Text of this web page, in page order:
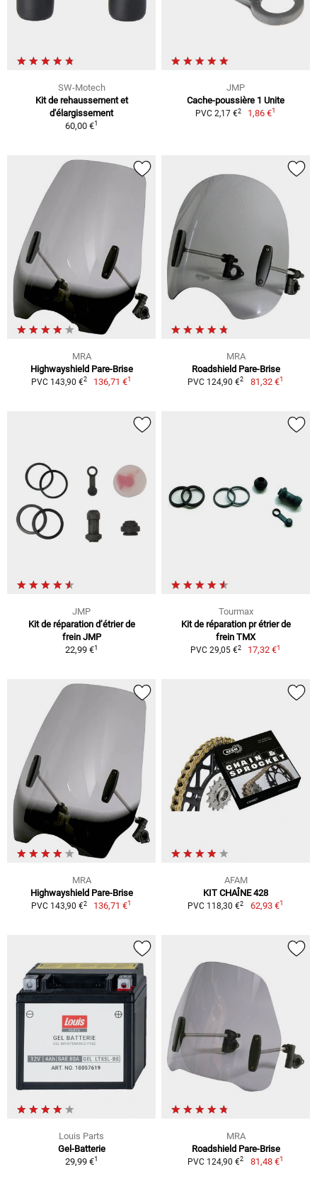
SW-Motech
Kit de rehaussement et
d'élargissement
60,00 €1
JMP
Cache-poussière 1 Unite
PVC 2,17 €2 1,86 €1
MRA
Highwayshield Pare-Brise
PVC 143,90 €2 136,71 €1
MRA
Roadshield Pare-Brise
PVC 124,90 €2 81,32 €1
JMP
Kit de réparation d’étrier de
frein JMP
22,99 €1
Tourmax
Kit de réparation pr étrier de
frein TMX
PVC 29,05 €2 17,32 €1
MRA
Highwayshield Pare-Brise
PVC 143,90 €2 136,71 €1
AFAM
KIT CHAÎNE 428
PVC 118,30 €2 62,93 €1
Louis Parts
Gel-Batterie
29,99 €1
MRA
Roadshield Pare-Brise
PVC 124,90 €2 81,48 €1